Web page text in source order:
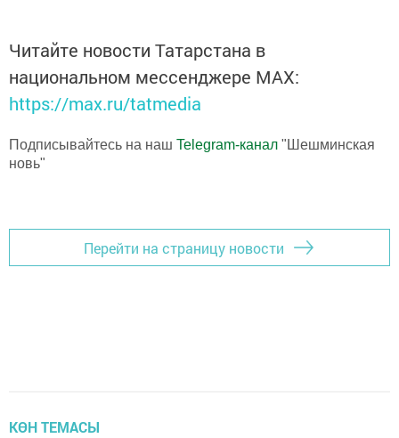
Читайте новости Татарстана в
национальном мессенджере MАХ:
https://max.ru/tatmedia
Подписывайтесь на наш Telegram-канал "Шешминская
новь"
Перейти на страницу новости
КӨН ТЕМАСЫ